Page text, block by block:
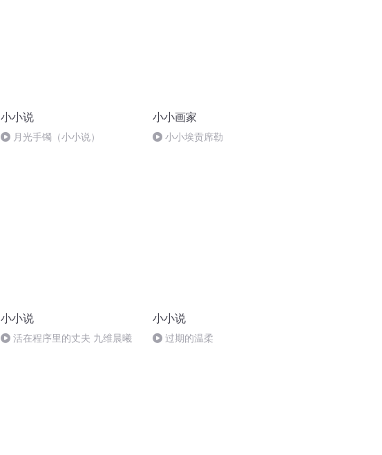
小小说
月光手镯（小小说）
小小画家
小小埃贡席勒
小小说
活在程序里的丈夫 九维晨曦
小小说
过期的温柔